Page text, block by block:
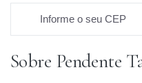
Informe o seu CEP
Prazo para o
Sobre Pendente